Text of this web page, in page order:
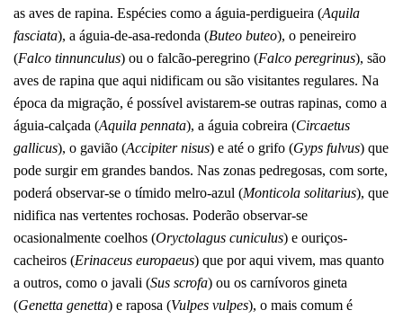
as aves de rapina. Espécies como a águia-perdigueira (Aquila
fasciata), a águia-de-asa-redonda (Buteo buteo), o peneireiro
(Falco tinnunculus) ou o falcão-peregrino (Falco peregrinus), são
aves de rapina que aqui nidificam ou são visitantes regulares. Na
época da migração, é possível avistarem-se outras rapinas, como a
águia-calçada (Aquila pennata), a águia cobreira (Circaetus
gallicus), o gavião (Accipiter nisus) e até o grifo (Gyps fulvus) que
pode surgir em grandes bandos. Nas zonas pedregosas, com sorte,
poderá observar-se o tímido melro-azul (Monticola solitarius), que
nidifica nas vertentes rochosas. Poderão observar-se
ocasionalmente coelhos (Oryctolagus cuniculus) e ouriços-
cacheiros (Erinaceus europaeus) que por aqui vivem, mas quanto
a outros, como o javali (Sus scrofa) ou os carnívoros gineta
(Genetta genetta) e raposa (Vulpes vulpes), o mais comum é